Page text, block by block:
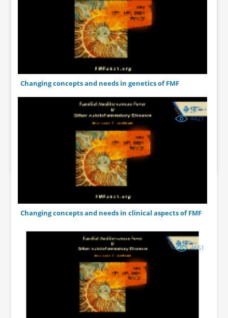
Changing concepts and needs in genetics of FMF
4421
Changing concepts and needs in clinical aspects of FMF
4651